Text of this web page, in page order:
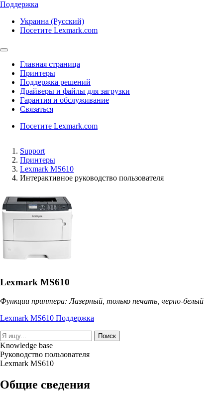
Поддержка
Украина (Русский)
Посетите Lexmark.com
Главная страница
Принтеры
Поддержка решений
Драйверы и файлы для загрузки
Гарантия и обслуживание
Связаться
Посетите Lexmark.com
Support
Принтеры
Lexmark MS610
Интерактивное руководство пользователя
Lexmark MS610
Функции принтера: Лазерный, только печать, черно-белый
Lexmark MS610 Поддержка
Поиск
Knowledge base
Руководство пользователя
Lexmark MS610
Общие сведения